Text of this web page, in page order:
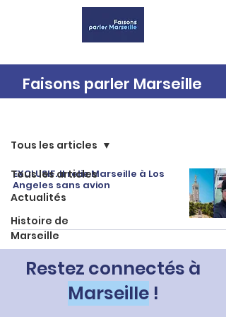
Faisons parler Marseille
Tous les articles
Actualités
Histoire de
Marseille
Tous les articles
EXCLUSIF. Il relie Marseille à Los
Angeles sans avion
Restez connectés à
Marseille!